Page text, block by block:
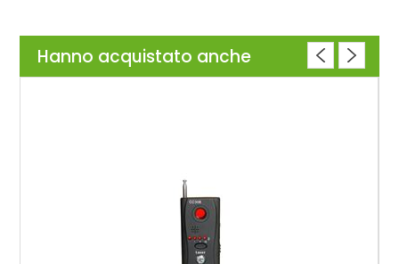
Hanno acquistato anche